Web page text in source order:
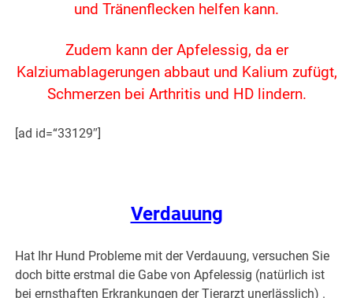
und Tränenflecken helfen kann.
Zudem kann der Apfelessig, da er
Kalziumablagerungen abbaut und Kalium zufügt,
Schmerzen bei Arthritis und HD lindern.
[ad id=“33129″]
Verdauung
Hat Ihr Hund Probleme mit der Verdauung, versuchen Sie
doch bitte erstmal die Gabe von Apfelessig (natürlich ist
bei ernsthaften Erkrankungen der Tierarzt unerlässlich) .